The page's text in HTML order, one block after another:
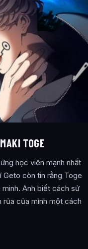
TOGE
học viên mạnh nhất
còn tin rằng Toge
Anh biết cách sử
rủa của mình một cách